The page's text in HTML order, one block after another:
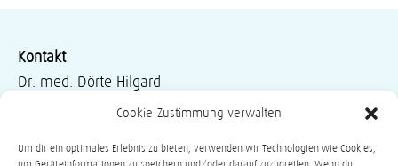
Cookie-Zustimmung verwalten
Um dir ein optimales Erlebnis zu bieten, verwenden wir Technologien wie Cookies,
Kontakt
Dr. med. Dörte Hilgard
Kinder- und Jugendärztin
Psychosomatische Grundversorgung